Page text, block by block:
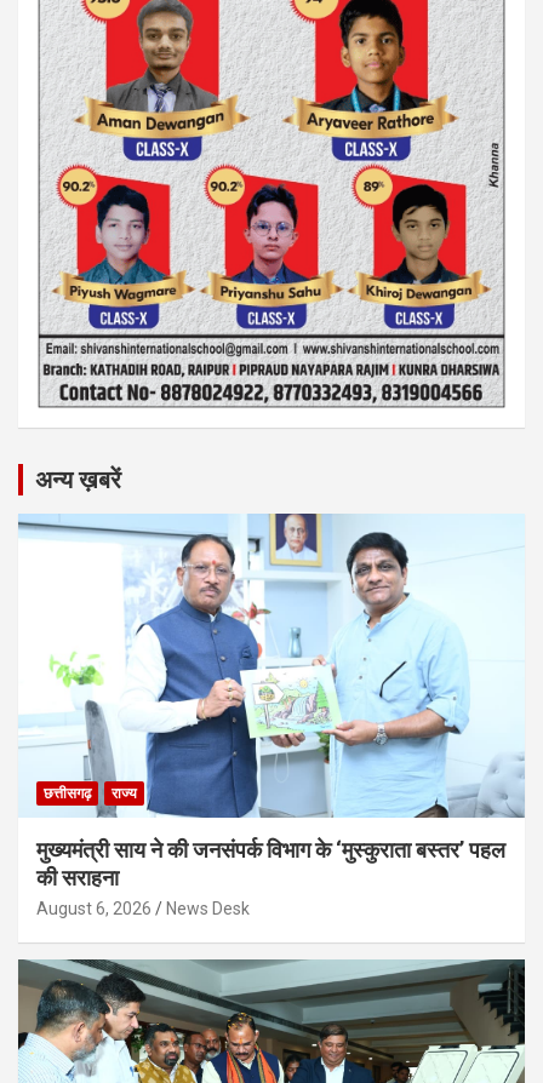
अन्य ख़बरें
छत्तीसगढ़ राज्य
मुख्यमंत्री साय ने की जनसंपर्क विभाग के ‘मुस्कुराता बस्तर’ पहल
की सराहना
August 6, 2026 News Desk